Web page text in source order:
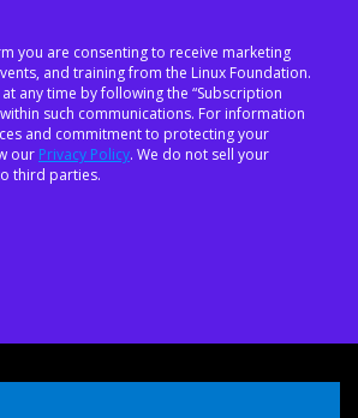
you are consenting to receive marketing
and training from the Linux Foundation.
any time by following the “Subscription
such communications. For information
and commitment to protecting your
our Privacy Policy. We do not sell your
third parties.